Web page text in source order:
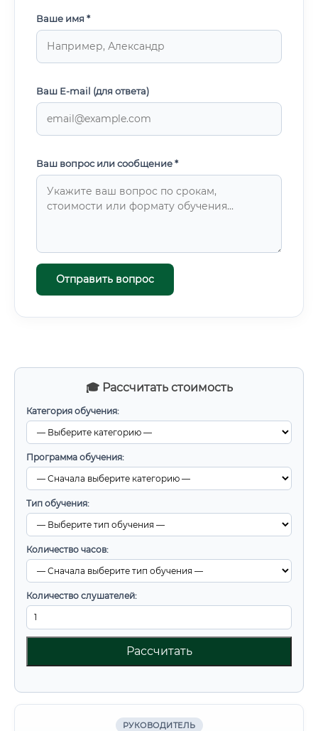
🎓 Рассчитать стоимость
Категория обучения:
Программа обучения:
Тип обучения:
Количество часов:
Количество слушателей:
Рассчитать
РУКОВОДИТЕЛЬ
Ваше имя *
Ваш E-mail (для ответа)
Ваш вопрос или сообщение *
Отправить вопрос